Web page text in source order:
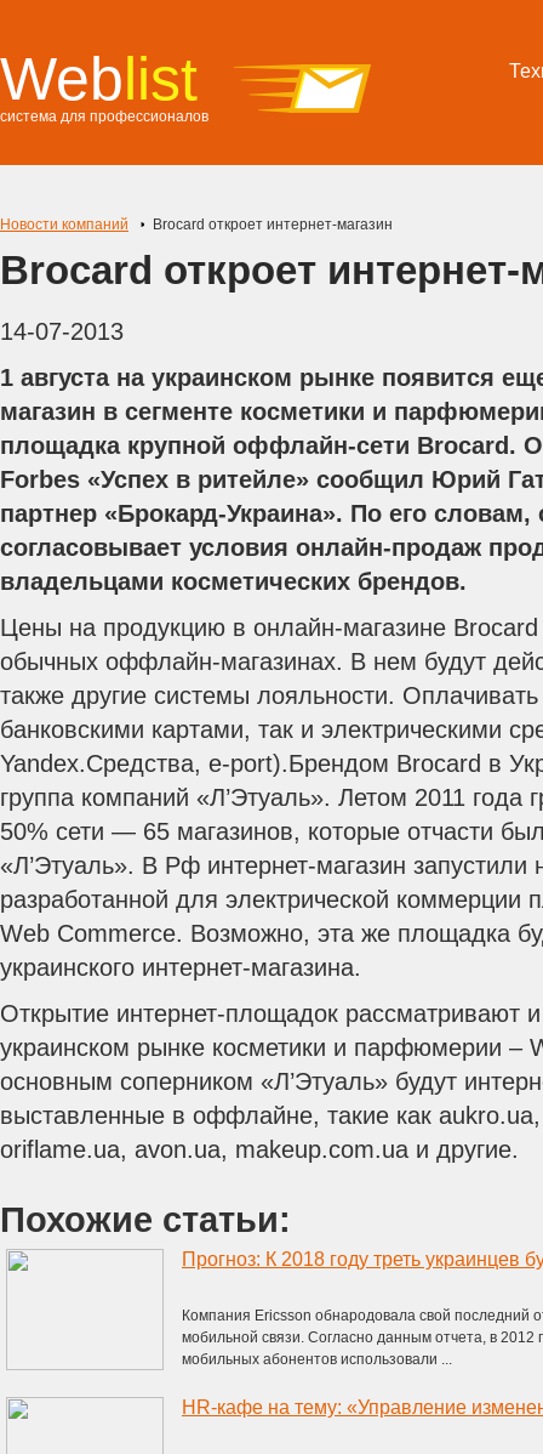
Weblist
система для профессионалов
Новости компаний Brocard откроет интернет-магазин
Brocard откроет интернет-
14-07-2013
1 августа на украинском рынке появится
магазин в сегменте косметики и
площадка крупной оффлайн-сети Brocard.
Forbes «Успех в ритейле» сообщил Юрий
партнер «Брокард-Украина». По его словам,
согласовывает условия онлайн-продаж
владельцами косметических брендов.
Цены на продукцию в онлайн-магазине
обычных оффлайн-магазинах. В нем будут
также другие системы лояльности.
банковскими картами, так и электрическими
Yandex.Средства, e-port).Брендом Brocard в
группа компаний «Л’Этуаль». Летом 2011 года
50% сети — 65 магазинов, которые отчасти
«Л’Этуаль». В Рф интернет-магазин запустили
разработанной для электрической коммерции
Web Commerce. Возможно, эта же площадка
украинского интернет-магазина.
Открытие интернет-площадок рассматривают
украинском рынке косметики и парфюмерии –
основным соперником «Л’Этуаль» будут
выставленные в оффлайне, такие как
oriflame.ua, avon.ua, makeup.com.ua и другие.
Похожие статьи:
Прогноз: К 2018 году треть украинцев
Компания Ericsson обнародовала свой последний
мобильной связи. Согласно данным отчета, в 2012
мобильных абонентов использовали ...